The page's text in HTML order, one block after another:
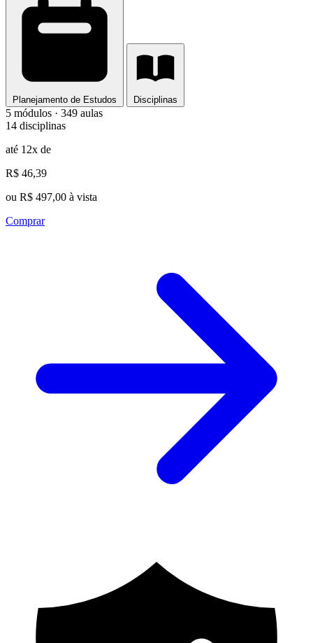
Planejamento de Estudos Disciplinas
5 módulos · 349 aulas
14 disciplinas
até 12x de
R$ 46,39
ou R$ 497,00 à vista
Comprar